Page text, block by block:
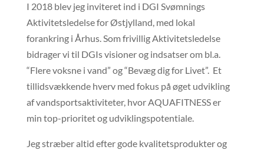
I 2018 blev jeg inviteret ind i DGI Svømnings
Aktivitetsledelse for Østjylland, med lokal
forankring i Århus. Som frivillig Aktivitetsledelse
bidrager vi til DGIs visioner og indsatser om bl.a.
“Flere voksne i vand” og “Bevæg dig for Livet”. Et
tillidsvækkende hverv med fokus på øget udvikling
af vandsportsaktiviteter, hvor AQUAFITNESS er
min top-prioritet og udviklingspotentiale.
Jeg stræber altid efter gode kvalitetsprodukter og